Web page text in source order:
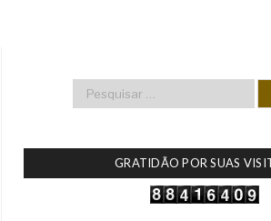
GRATIDÃO POR SUAS